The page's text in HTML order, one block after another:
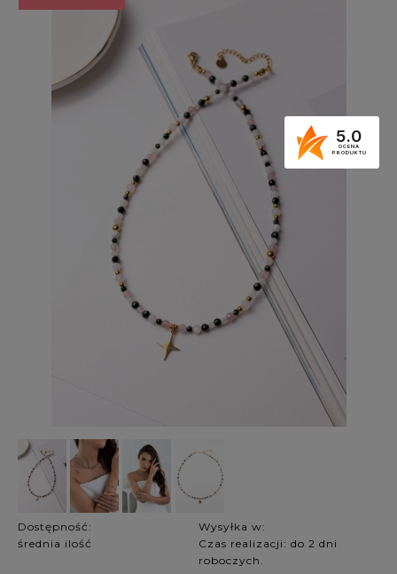
Dostępność:
średnia ilość
Wysyłka w:
Czas realizacji: do 2 dni
roboczych.
5.0
OCENA
PRODUKTU